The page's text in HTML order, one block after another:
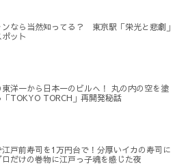
ンなら当然知ってる？ 東京駅「栄光と悲劇」
ット
東洋一から日本一のビルへ！ 丸の内の空を塗
「TOKYO TORCH」再開発秘話
戸前寿司を1万円台で！分厚いイカの寿司に
ロだけの巻物に江戸っ子魂を感じた夜